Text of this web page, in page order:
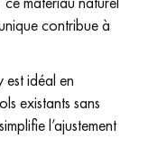
contribue à
est idéal en
existants sans
l’ajustement